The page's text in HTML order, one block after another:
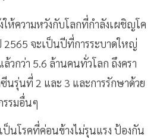
ห้ความหวังกับโลกที่กำลังเผชิญโค
2565 จะเป็นปีที่การระบาดใหญ่
วกว่า 5.6 ล้านคนทั่วโลก ถึงครา
นรุ่นที่ 2 และ 3 และการรักษาด้วย
รมอื่นๆ
ป็นโรคที่ค่อนข้างไม่รุนแรง ป้องกัน